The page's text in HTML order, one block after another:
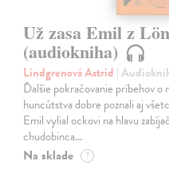
Už zasa Emil z
(audiokniha)
Lindgrenová Astrid |
Ďalšie pokračovanie príbehov
huncútstva dobre poznali aj
Emil vylial ockovi na hlavu
chudobinca…
Na sklade ?